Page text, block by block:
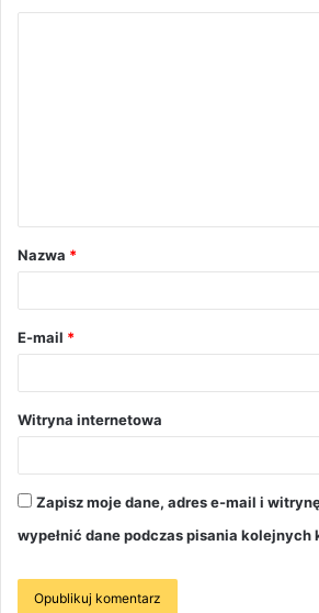
Nazwa *
E-mail *
Witryna internetowa
Zapisz moje dane, adres e-mail i
wypełnić dane podczas pisania kolejnych